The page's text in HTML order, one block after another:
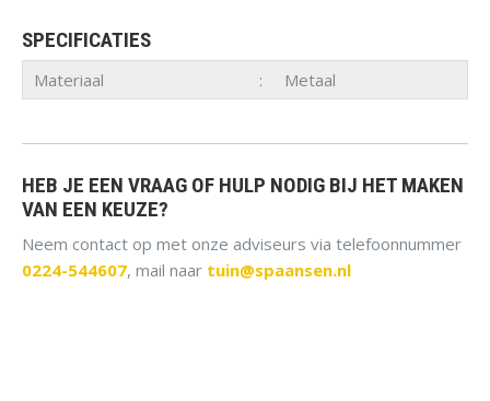
SPECIFICATIES
Materiaal Metaal
HEB JE EEN VRAAG OF HULP NODIG BIJ HET MAKEN
VAN EEN KEUZE?
Neem contact op met onze adviseurs via telefoonnummer
0224-544607, mail naar tuin@spaansen.nl